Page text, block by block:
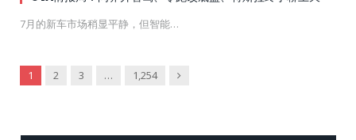
7月的新车市场稍显平静，但智能…
1 2 3 … 1,254 Next